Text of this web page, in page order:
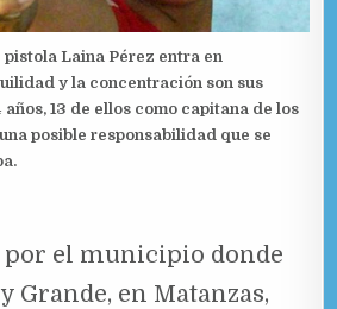
Laina Pérez entra en
y la concentración son sus
años, 13 de ellos como capitana de los
posible responsabilidad que se
por el municipio donde
Grande, en Matanzas,